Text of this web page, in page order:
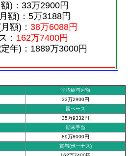
)：33万2900円
額)：5万3188円
額)： 38万6088円
： 162万7400円
年)：1889万3000円
平均給与月額
33万2900円
国ベース
35万9332円
期末手当
89万8000円
賞与(ボーナス)